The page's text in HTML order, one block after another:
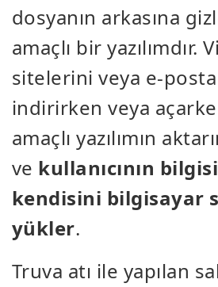
dosyanın arkasına
amaçlı bir yazılımdır.
sitelerini veya e-
indirirken veya
amaçlı yazılımın
ve kullanıcının
kendisini bilgisayar
yükler.
Truva atı ile yapılan